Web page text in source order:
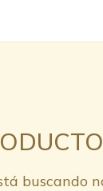
buscando